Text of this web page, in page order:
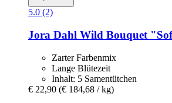
5.0 (2)
Jora Dahl Wild Bouquet
Zarter Farbenmix
Lange Blütezeit
Inhalt: 5 Samentütchen
€ 22,90 (€ 184,68 / kg)